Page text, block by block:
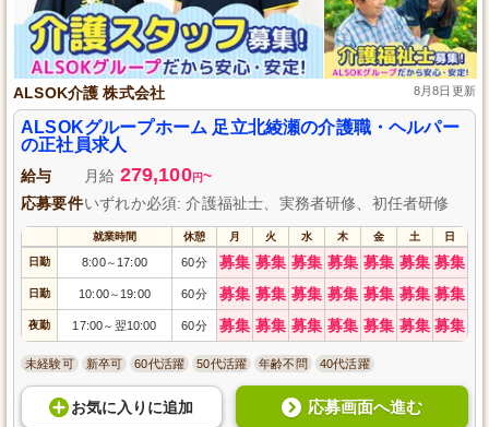
ALSOK介護 株式会社 8月8日更新
ALSOKグループホーム 足立北綾瀬の介護職・ヘルパー
の正社員求人
給与 月給 279,100円~
応募要件いずれか必須: 介護福祉士、実務者研修、初任者研修
就業時間 休憩 月 火 水 木 金 土 日
日勤 8:00～ 17:00 60分 募集 募集 募集 募集 募集 募集 募集
日勤 10:00～ 19:00 60分 募集 募集 募集 募集 募集 募集 募集
夜勤 17:00～ 翌10:00 60分 募集 募集 募集 募集 募集 募集 募集
未経験可 新卒可 60代活躍 50代活躍 年齢不問 40代活躍
お気に入り に追加 応募画面へ進む